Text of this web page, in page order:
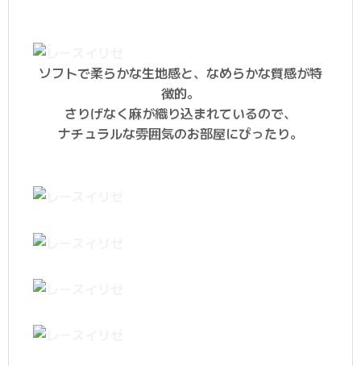
ソフトで柔らかな生地感と、なめらかな質感が特
徴的。
さりげなく麻が織り込まれているので、
ナチュラルな雰囲気のお部屋にぴったり。